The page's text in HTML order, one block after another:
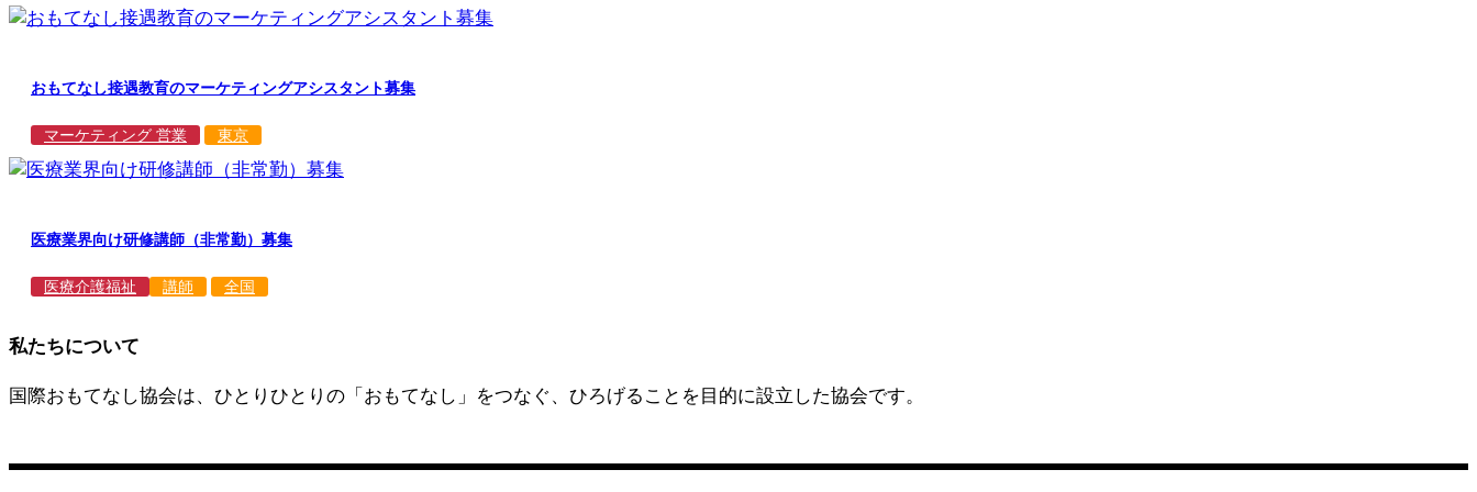
おもてなし接遇教育のマーケティングアシスタント募集
マーケティング 営業 東京
医療業界向け研修講師（非常勤）募集
医療介護福祉 講師 全国
私たちについて
国際おもてなし協会は、ひとりひとりの「おもてなし」をつなぐ、ひろげることを目的に設立した協会です。